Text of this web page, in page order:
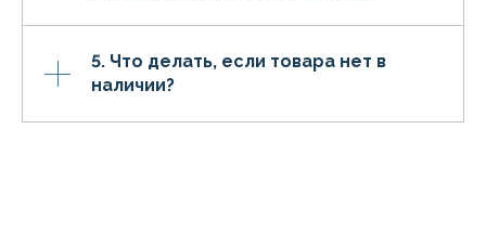
5. Что делать, если товара нет в
наличии?